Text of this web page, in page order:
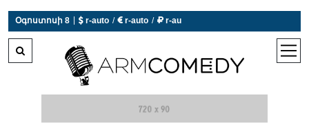
Օգոստոսի 8  r-auto /  r-auto /  r-au
open